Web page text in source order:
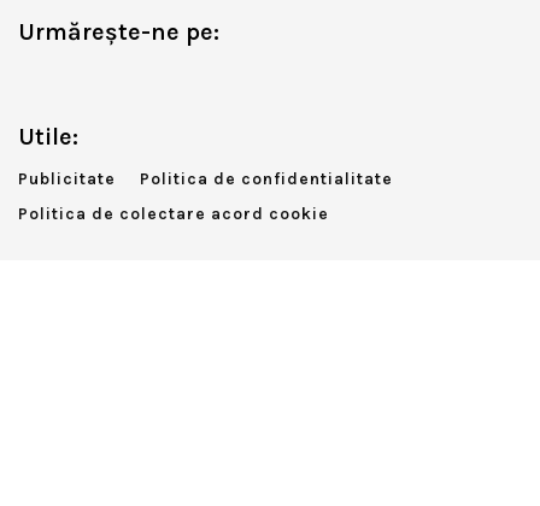
Urmărește-ne pe:
Utile:
Publicitate
Politica de confidentialitate
Politica de colectare acord cookie